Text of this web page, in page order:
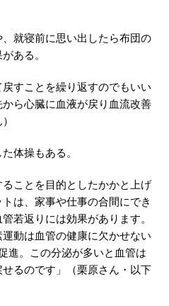
就寝前に思い出したら布団の
ある。
戻すことを繰り返すのでもいい
ら心臓に血液が戻り血流改善
体操もある。
ることを目的としたかかと上げ
は、家事や仕事の合間にでき
若返りには効果があります。
動は血管の健康に欠かせない
進。この分泌が多いと血管は
るのです」（栗原さん・以下